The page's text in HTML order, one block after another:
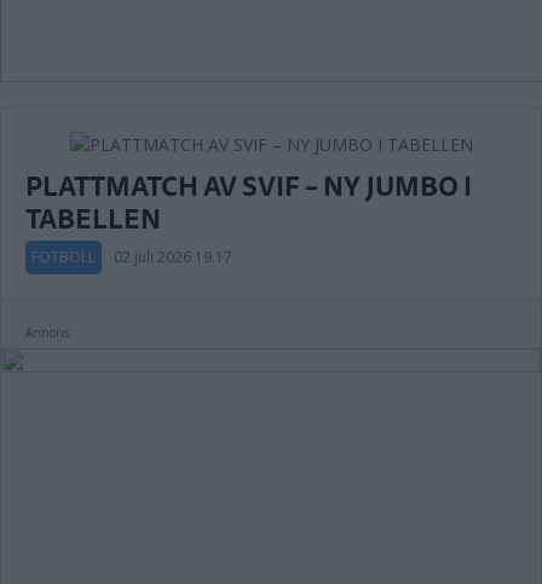
PLATTMATCH AV SVIF – NY JUMBO I
TABELLEN
FOTBOLL 02 juli 2026 19.17
Annons: